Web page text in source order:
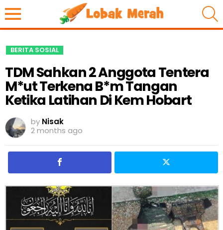
BERITA SOSIAL
TDM Sahkan 2 Anggota Tentera
M*ut Terkena B*m Tangan
Ketika Latihan Di Kem Hobart
by Nisak
2 months ago